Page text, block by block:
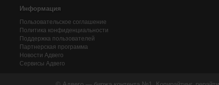
Информация
Пользовательское соглашение
Политика конфиденциальности
Поддержка пользователей
Партнерская программа
Новости Адвего
Сервисы Адвего